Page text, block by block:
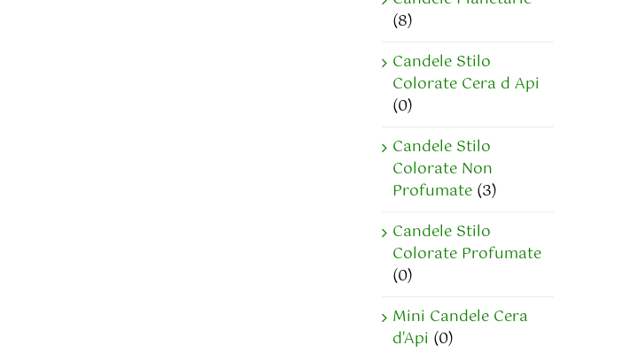
(8)
Candele Stilo
Colorate Cera d Api
(0)
Candele Stilo
Colorate Non
Profumate (3)
Candele Stilo
Colorate Profumate
(0)
Mini Candele Cera
d'Api (0)